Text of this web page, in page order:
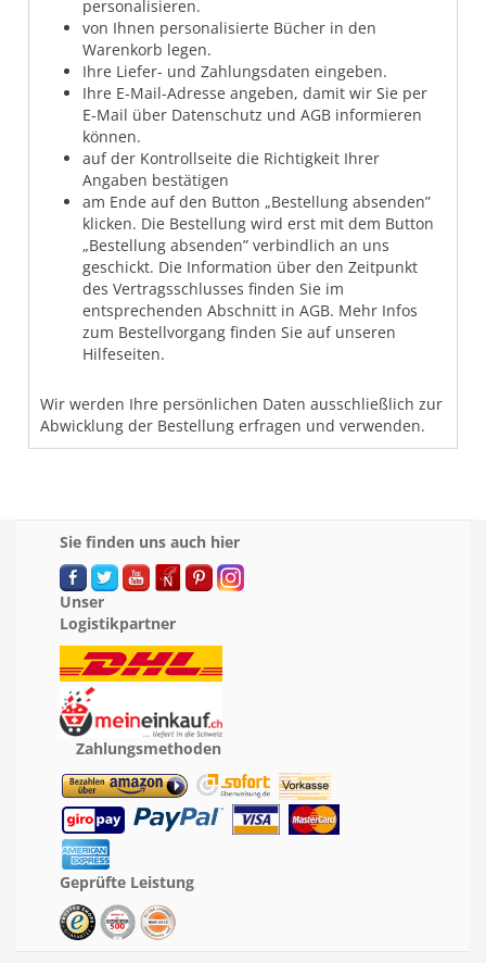
personalisieren.
von Ihnen personalisierte Bücher in den
Warenkorb legen.
Ihre Liefer- und Zahlungsdaten eingeben.
Ihre E-Mail-Adresse angeben, damit wir Sie per
E-Mail über Datenschutz und AGB informieren
können.
auf der Kontrollseite die Richtigkeit Ihrer
Angaben bestätigen
am Ende auf den Button „Bestellung absenden”
klicken. Die Bestellung wird erst mit dem Button
„Bestellung absenden” verbindlich an uns
geschickt. Die Information über den Zeitpunkt
des Vertragsschlusses finden Sie im
entsprechenden Abschnitt in AGB. Mehr Infos
zum Bestellvorgang finden Sie auf unseren
Hilfeseiten.
Wir werden Ihre persönlichen Daten ausschließlich zur
Abwicklung der Bestellung erfragen und verwenden.
Sie finden uns auch hier
Unser
Logistikpartner
Zahlungsmethoden
Geprüfte Leistung